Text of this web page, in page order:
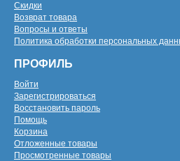
Скидки
Возврат товара
Вопросы и ответы
Политика обработки персональных
ПРОФИЛЬ
Войти
Зарегистрироваться
Восстановить пароль
Помощь
Корзина
Отложенные товары
Просмотренные товары